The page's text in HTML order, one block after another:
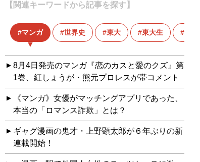
【関連キーワードから記事を探す】
マンガ 世界史 東大 東大生
8月4日発売のマンガ『恋のカスと愛のクズ』第
1巻、紅しょうが・熊元プロレスが帯コメント
《マンガ》女優がマッチングアプリであった、
本当の「ロマンス詐欺」とは？
ギャグ漫画の鬼才・上野顕太郎が６年ぶりの新
連載開始！